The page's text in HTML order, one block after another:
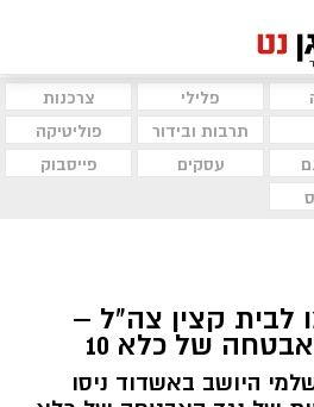
פלילי
צרכנות
תרבות ובידור
פוליטיקה
עסקים
פייסבוק
לבית קצין צה"ל –
של כלא 10
היושב באשדוד ניסו